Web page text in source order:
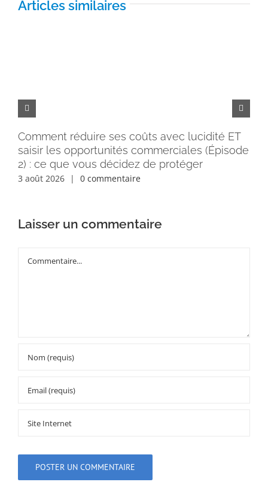
Articles similaires
Comment réduire ses coûts avec lucidité ET
saisir les opportunités commerciales (Épisode
2) : ce que vous décidez de protéger
3 août 2026 | 0 commentaire
Laisser un commentaire
Commentaire